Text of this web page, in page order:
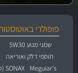
פופולרי
שמני מנוע 5W30
תוספי דלק ואוריאה
Meguiar's
SONAX (סונקס)